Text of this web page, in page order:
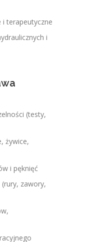
i terapeutyczne
i
(testy,
żywice,
i pęknięć
zawory,